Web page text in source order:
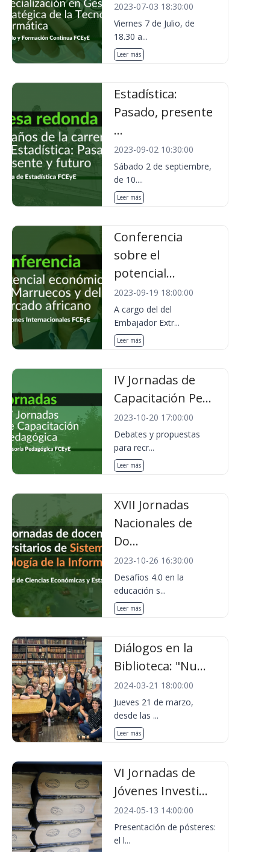
2023-07-03 18:30:00
Viernes 7 de Julio, de
18.30 a...
Leer más
Estadística:
Pasado, presente
...
2023-09-02 10:30:00
Sábado 2 de septiembre,
de 10....
Leer más
Conferencia
sobre el
potencial...
2023-09-19 18:00:00
A cargo del del
Embajador Extr...
Leer más
IV Jornadas de
Capacitación Pe...
2023-10-20 17:00:00
Debates y propuestas
para recr...
Leer más
XVII Jornadas
Nacionales de
Do...
2023-10-26 16:30:00
Desafíos 4.0 en la
educación s...
Leer más
Diálogos en la
Biblioteca: "Nu...
2024-03-21 18:00:00
Jueves 21 de marzo,
desde las ...
Leer más
VI Jornadas de
Jóvenes Investi...
2024-05-13 14:00:00
Presentación de pósteres:
el l...